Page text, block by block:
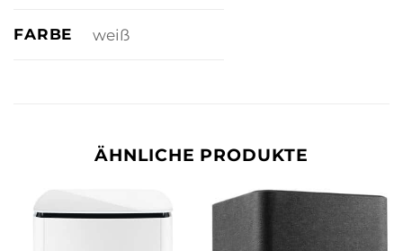
FARBE weiß
ÄHNLICHE PRODUKTE